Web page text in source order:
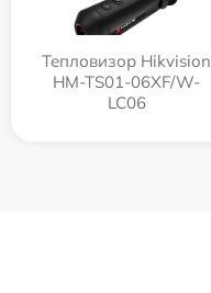
Тепловизор Hikvision
HM-TS01-06XF/W-
LC06